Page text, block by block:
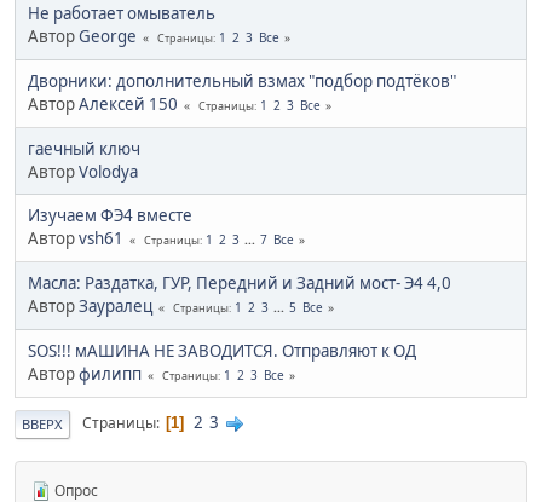
Не работает омыватель
АвторGeorge Страницы 1 2 3 Все
Дворники: дополнительный взмах "подбор подтёков"
АвторАлексей 150 Страницы 1 2 3 Все
гаечный ключ
АвторVolodya
Изучаем ФЭ4 вместе
Авторvsh61 Страницы 1 2 3 ... 7 Все
Масла: Раздатка, ГУР, Передний и Задний мост- Э4 4,0
АвторЗауралец Страницы 1 2 3 ... 5 Все
SOS!!! мАШИНА НЕ ЗАВОДИТСЯ. Отправляют к ОД
Авторфилипп Страницы 1 2 3 Все
ВВЕРХ Страницы 1 2 3
Опрос